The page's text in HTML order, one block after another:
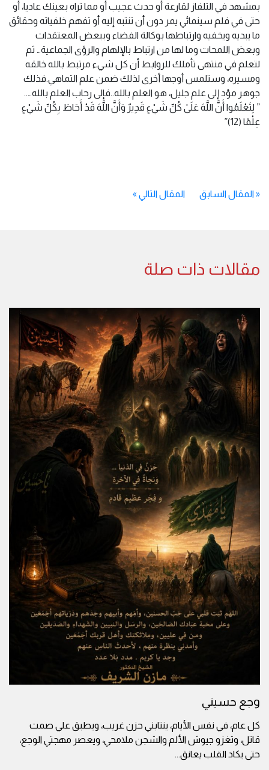
بمشهد في التلفاز لقارعة أو حدث عجيب أو مما تراه بعينك عاديا، أو
حتى في فلم سينمائي يمر دون أن تنتبه إليه أو تفهم خلفياته وحقائق
ما يبديه ويخفيه وارتباطها بوكالة الفضاء وببعض المعتقدات
وبعض اللمحات وما لها من ارتباط بالإلهام والرؤى الجماعية… ثم
لتعلم في منتهى تأملك للروابط أن كل شيء مرتبط بالله خالقه
ومسيره، وستلمس أوجها أخرى لذلك ضمن علم التماهي.فذلك
جوهر مؤد إلى علم جليل، هو العلم بالله..فإلى رحاب العلم بالله…..
” لِتَعْلَمُوا أَنَّ اللَّهَ عَلَىٰ كُلِّ شَيْءٍ قَدِيرٌ وَأَنَّ اللَّهَ قَدْ أَحَاطَ بِكُلِّ شَيْءٍ
عِلْمًا (12)”
«المقال السابق المقال التالي »
مقالات ذات صلة
وجع حسيني
كل عام، في نفس الأيام، ينتابني حزن غريب، ويطبق علي صمت
قاتل، وتغزو جيوش الألم والشجن ملامحي، ويعصر مهجتي الوجع،
حتى يكاد القلب يعانق...